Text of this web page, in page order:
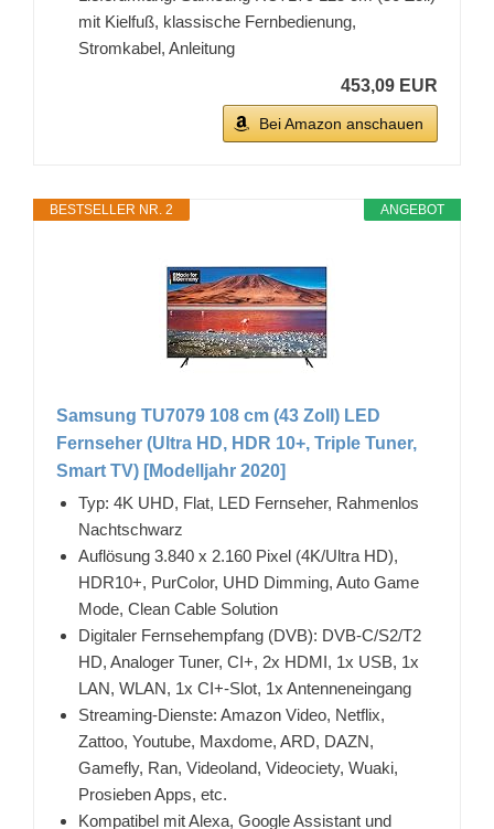
mit Kielfuß, klassische Fernbedienung,
Stromkabel, Anleitung
453,09 EUR
Bei Amazon anschauen
ANGEBOT
BESTSELLER NR. 2
Samsung TU7079 108 cm (43 Zoll) LED
Fernseher (Ultra HD, HDR 10+, Triple Tuner,
Smart TV) [Modelljahr 2020]
Typ: 4K UHD, Flat, LED Fernseher, Rahmenlos
Nachtschwarz
Auflösung 3.840 x 2.160 Pixel (4K/Ultra HD),
HDR10+, PurColor, UHD Dimming, Auto Game
Mode, Clean Cable Solution
Digitaler Fernsehempfang (DVB): DVB-C/S2/T2
HD, Analoger Tuner, CI+, 2x HDMI, 1x USB, 1x
LAN, WLAN, 1x CI+-Slot, 1x Antenneneingang
Streaming-Dienste: Amazon Video, Netflix,
Zattoo, Youtube, Maxdome, ARD, DAZN,
Gamefly, Ran, Videoland, Videociety, Wuaki,
Prosieben Apps, etc.
Kompatibel mit Alexa, Google Assistant und